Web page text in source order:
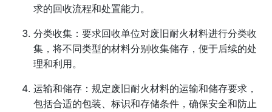
求的回收流程和处置能力。
分类收集：要求回收单位对废旧耐火材料进行分类收
集，将不同类型的材料分别收集储存，便于后续的处
理和利用。
运输和储存：规定废旧耐火材料的运输和储存要求，
包括合适的包装、标识和存储条件，确保安全和防止